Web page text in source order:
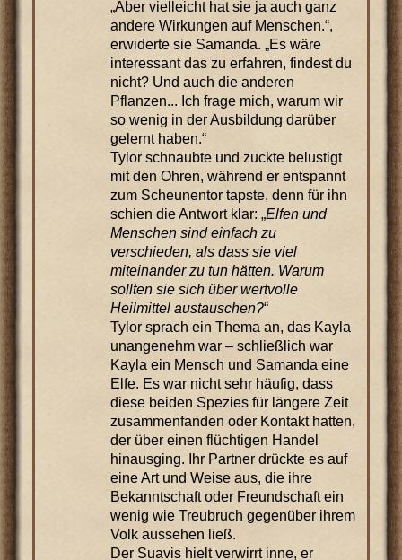
„Aber vielleicht hat sie ja auch ganz
andere Wirkungen auf Menschen.“,
erwiderte sie Samanda. „Es wäre
interessant das zu erfahren, findest du
nicht? Und auch die anderen
Pflanzen... Ich frage mich, warum wir
so wenig in der Ausbildung darüber
gelernt haben.“
Tylor schnaubte und zuckte belustigt
mit den Ohren, während er entspannt
zum Scheunentor tapste, denn für ihn
schien die Antwort klar: „Elfen und
Menschen sind einfach zu
verschieden, als dass sie viel
miteinander zu tun hätten. Warum
sollten sie sich über wertvolle
Heilmittel austauschen?“
Tylor sprach ein Thema an, das Kayla
unangenehm war – schließlich war
Kayla ein Mensch und Samanda eine
Elfe. Es war nicht sehr häufig, dass
diese beiden Spezies für längere Zeit
zusammenfanden oder Kontakt hatten,
der über einen flüchtigen Handel
hinausging. Ihr Partner drückte es auf
eine Art und Weise aus, die ihre
Bekanntschaft oder Freundschaft ein
wenig wie Treubruch gegenüber ihrem
Volk aussehen ließ.
Der Suavis hielt verwirrt inne, er